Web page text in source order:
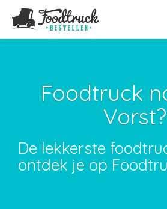
Foodtruck
Vorst?
De lekkerste
ontdek je op